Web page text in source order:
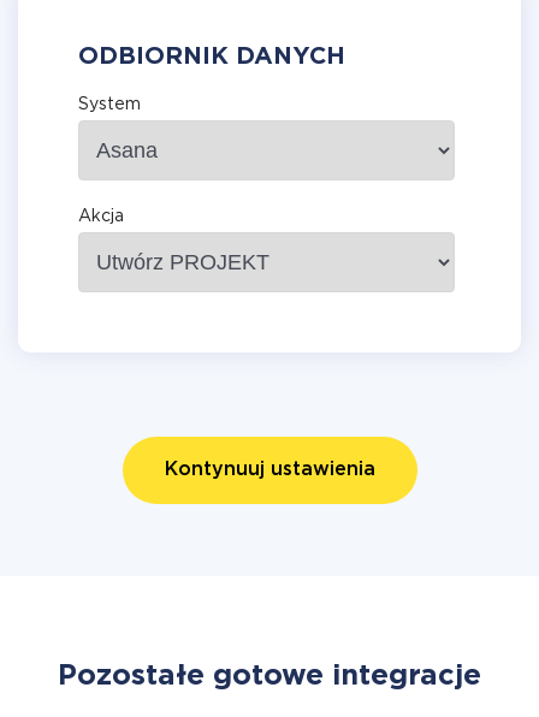
ODBIORNIK DANYCH
System
Akcja
Kontynuuj ustawienia
Pozostałe gotowe integracje